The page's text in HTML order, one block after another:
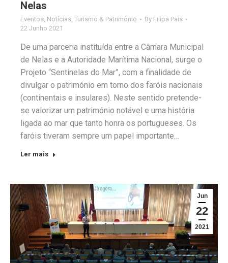
Nelas
Eventos, Notícias, Turismo & Património By Filipa Pais
22 Junho 2021
De uma parceria instituída entre a Câmara Municipal
de Nelas e a Autoridade Marítima Nacional, surge o
Projeto “Sentinelas do Mar”, com a finalidade de
divulgar o património em torno dos faróis nacionais
(continentais e insulares). Neste sentido pretende-
se valorizar um património notável e uma história
ligada ao mar que tanto honra os portugueses. Os
faróis tiveram sempre um papel importante…
Ler mais
Jun
22
2021